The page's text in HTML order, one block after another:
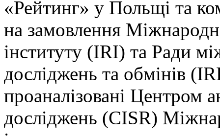
«Рейтинг» у Польщі та
на замовлення
інституту (IRI) та Ради
досліджень та обмінів
проаналізовані Центром
досліджень (CISR)